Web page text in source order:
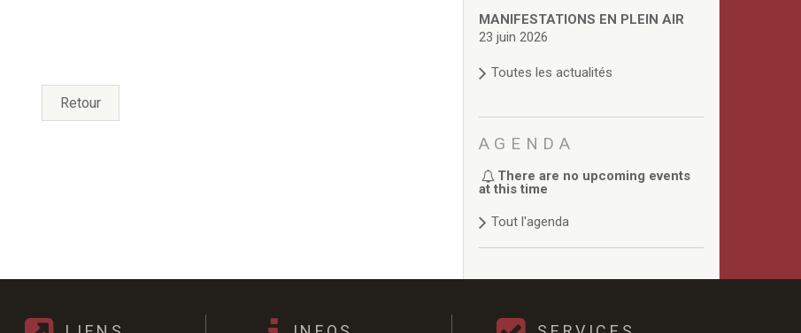
Retour
MANIFESTATIONS EN PLEIN AIR
23 juin 2026
Toutes les actualités
AGENDA
There are no upcoming events
at this time
Tout l'agenda